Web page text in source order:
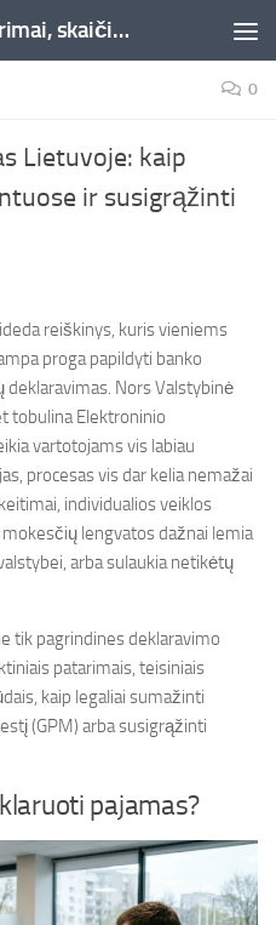
Mokesčiai, mokesčių patarimai, skaičiuoklės, straipsniai -Liepaja.lt
0
Lietuvoje: kaip
ir susigrąžinti
reiškinys, kuris vieniems
proga papildyti banko
Nors Valstybinė
tobulina Elektroninio
vartotojams vis labiau
procesas vis dar kelia nemažai
individualios veiklos
lengvatos dažnai lemia
arba sulaukia netikėtų
tik pagrindines deklaravimo
patarimais, teisiniais
kaip legaliai sumažinti
(GPM) arba susigrąžinti
pajamas?